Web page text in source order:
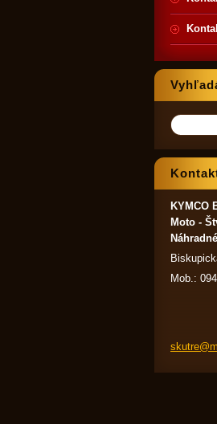
KYMCO
Moto -
Mob.:
skutre@m